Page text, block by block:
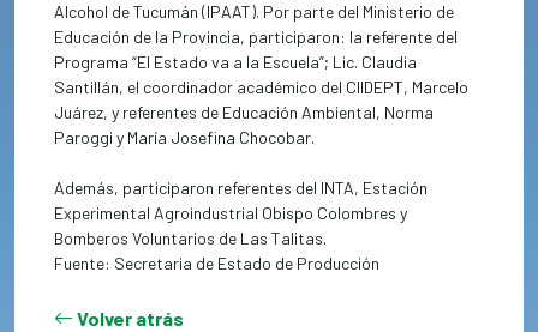
Alcohol de Tucumán (IPAAT). Por parte del Ministerio de
Educación de la Provincia, participaron: la referente del
Programa “El Estado va a la Escuela”; Lic. Claudia
Santillán, el coordinador académico del CIIDEPT, Marcelo
Juárez, y referentes de Educación Ambiental, Norma
Paroggi y María Josefina Chocobar.
Además, participaron referentes del INTA, Estación
Experimental Agroindustrial Obispo Colombres y
Bomberos Voluntarios de Las Talitas.
Fuente: Secretaria de Estado de Producción
Volver atrás